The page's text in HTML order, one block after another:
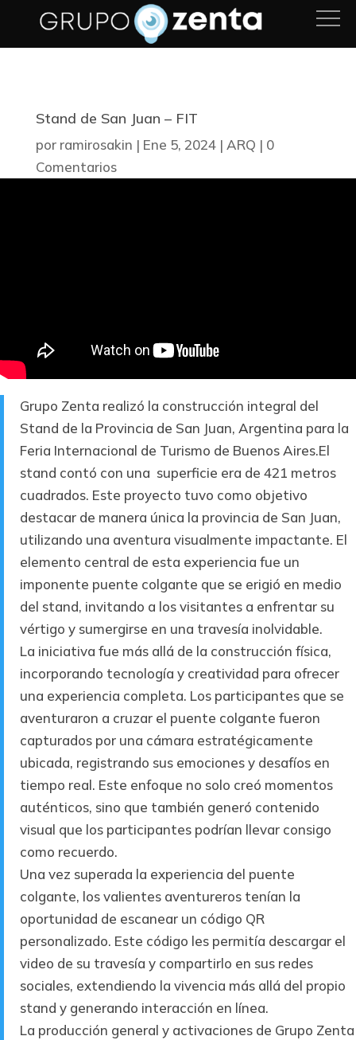
Stand de San Juan – FIT
por ramirosakin | Ene 5, 2024| ARQ | 0
Comentarios
Grupo Zenta realizó la construcción integral del
Stand de la Provincia de San Juan, Argentina para la
Feria Internacional de Turismo de Buenos Aires.El
stand contó con una superficie era de 421 metros
cuadrados. Este proyecto tuvo como objetivo
destacar de manera única la provincia de San Juan,
utilizando una aventura visualmente impactante. El
elemento central de esta experiencia fue un
imponente puente colgante que se erigió en medio
del stand, invitando a los visitantes a enfrentar su
vértigo y sumergirse en una travesía inolvidable.
La iniciativa fue más allá de la construcción física,
incorporando tecnología y creatividad para ofrecer
una experiencia completa. Los participantes que se
aventuraron a cruzar el puente colgante fueron
capturados por una cámara estratégicamente
ubicada, registrando sus emociones y desafíos en
tiempo real. Este enfoque no solo creó momentos
auténticos, sino que también generó contenido
visual que los participantes podrían llevar consigo
como recuerdo.
Una vez superada la experiencia del puente
colgante, los valientes aventureros tenían la
oportunidad de escanear un código QR
personalizado. Este código les permitía descargar el
video de su travesía y compartirlo en sus redes
sociales, extendiendo la vivencia más allá del propio
stand y generando interacción en línea.
La producción general y activaciones de Grupo Zenta